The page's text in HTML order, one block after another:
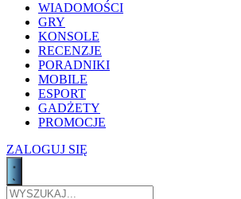
WIADOMOŚCI
GRY
KONSOLE
RECENZJE
PORADNIKI
MOBILE
ESPORT
GADŻETY
PROMOCJE
ZALOGUJ SIĘ